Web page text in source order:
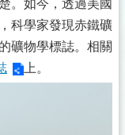
。如今，透過美國
科學家發現赤鐵礦
礦物學標誌。相關
上。